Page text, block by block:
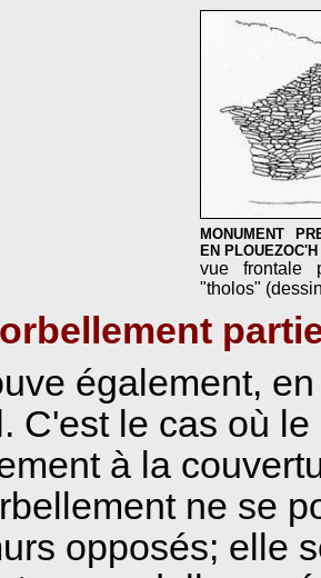
MONUMENT
EN
vue frontale
"tholos"
également,
C'est le cas où
à la
ne se
opposés; elle